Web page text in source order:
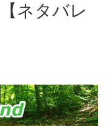
ネタバレ